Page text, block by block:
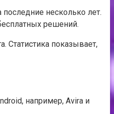
несколько лет.
решений.
Статистика показывает,
например, Avira и